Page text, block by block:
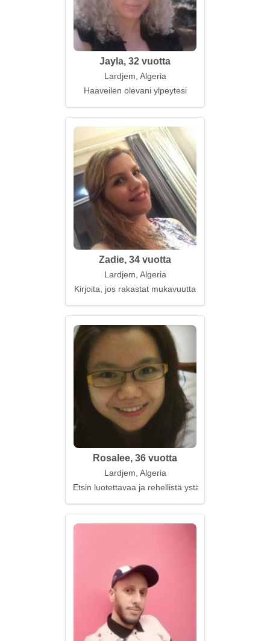
Jayla, 32 vuotta
Lardjem, Algeria
Haaveilen olevani ylpeytesi
Zadie, 34 vuotta
Lardjem, Algeria
Kirjoita, jos rakastat mukavuutta
Rosalee, 36 vuotta
Lardjem, Algeria
Etsin luotettavaa ja rehellistä ystävää